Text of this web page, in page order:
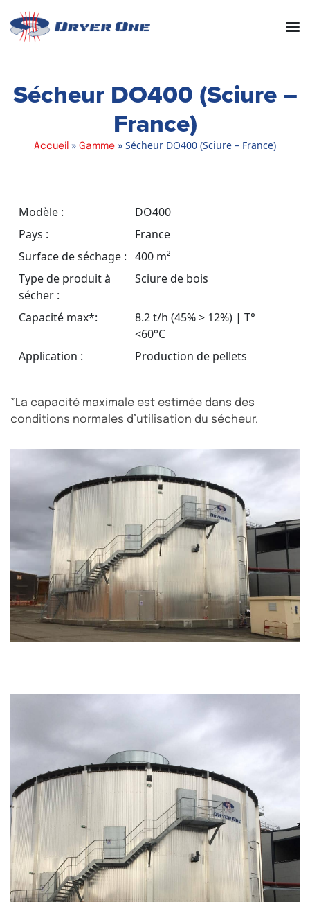
Sécheur DO400 (Sciure –
France)
Accueil » Gamme » Sécheur DO400 (Sciure – France)
Modèle :
DO400
Pays :
France
Surface de séchage : 400 m²
Type de produit à
sécher :
Sciure de bois
Capacité max*:
8.2 t/h (45% > 12%) | T°
<60°C
Application :
Production de pellets
*La capacité maximale est estimée dans des
conditions normales d’utilisation du sécheur.